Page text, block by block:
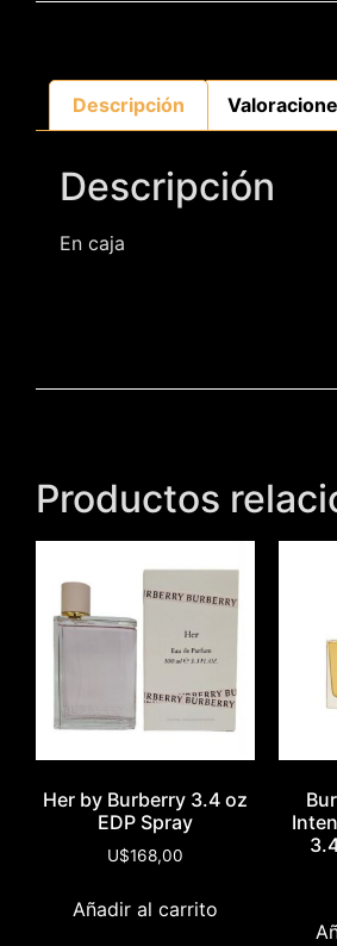
Descripción
Descripción
En caja
Productos
Her by Burberry 3.4 oz
EDP Spray
U$168,00
Añadir al carrito